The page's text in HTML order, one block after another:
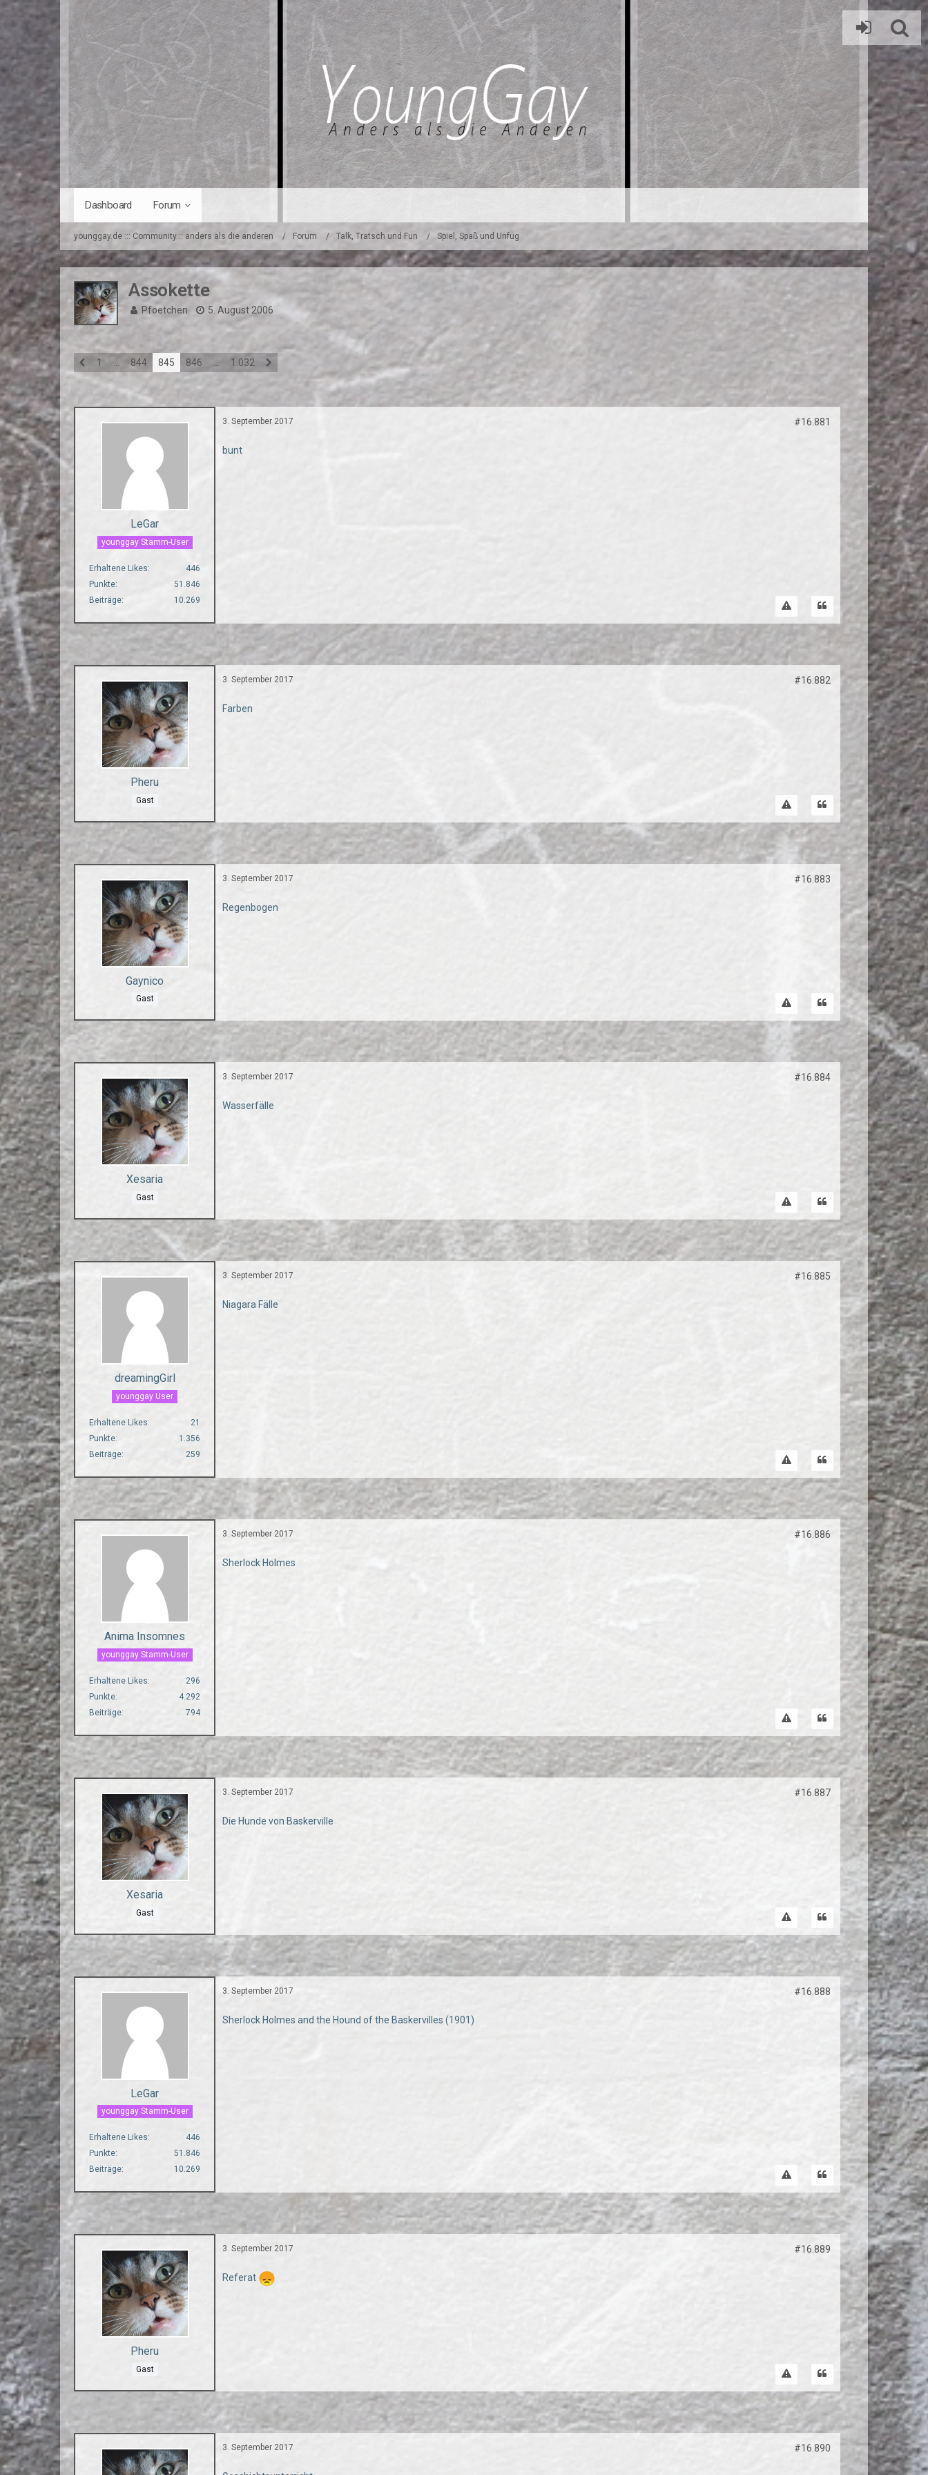
Dashboard Forum
younggay.de ::: Community :: anders als die anderen Forum Talk, Tratsch und Fun Spiel, Spaß und Unfug
Assokette
Pfoetchen 5. August 2006
1 844 845 846 1.032
LeGar
younggay Stamm-User
Erhaltene Likes
446
Punkte
51.846
Beiträge
10.269
3. September 2017 #16.881
bunt
Pheru
Gast
3. September 2017 #16.882
Farben
Gaynico
Gast
3. September 2017 #16.883
Regenbogen
Xesaria
Gast
3. September 2017 #16.884
Wasserfälle
dreamingGirl
younggay User
Erhaltene Likes
21
Punkte
1.356
Beiträge
259
3. September 2017 #16.885
Niagara Fälle
Anima Insomnes
younggay Stamm-User
Erhaltene Likes
296
Punkte
4.292
Beiträge
794
3. September 2017 #16.886
Sherlock Holmes
Xesaria
Gast
3. September 2017 #16.887
Die Hunde von Baskerville
LeGar
younggay Stamm-User
Erhaltene Likes
446
Punkte
51.846
Beiträge
10.269
3. September 2017 #16.888
Sherlock Holmes and the Hound of the Baskervilles (1901)
Pheru
Gast
3. September 2017 #16.889
Referat
3. September 2017 #16.890